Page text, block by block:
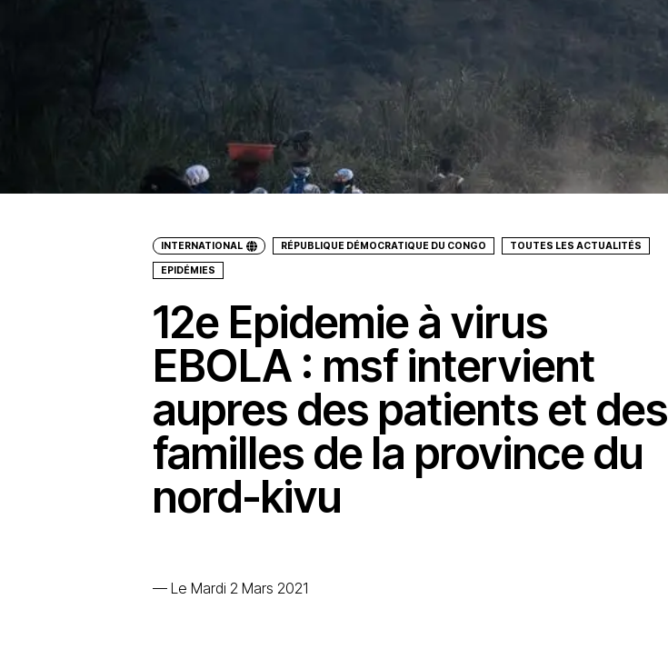
INTERNATIONAL RÉPUBLIQUE DÉMOCRATIQUE DU CONGO TOUTES LES ACTUALITÉS
EPIDÉMIES
12e Epidemie à virus
EBOLA : msf intervient
aupres des patients et des
familles de la province du
nord-kivu
— Le Mardi 2 Mars 2021